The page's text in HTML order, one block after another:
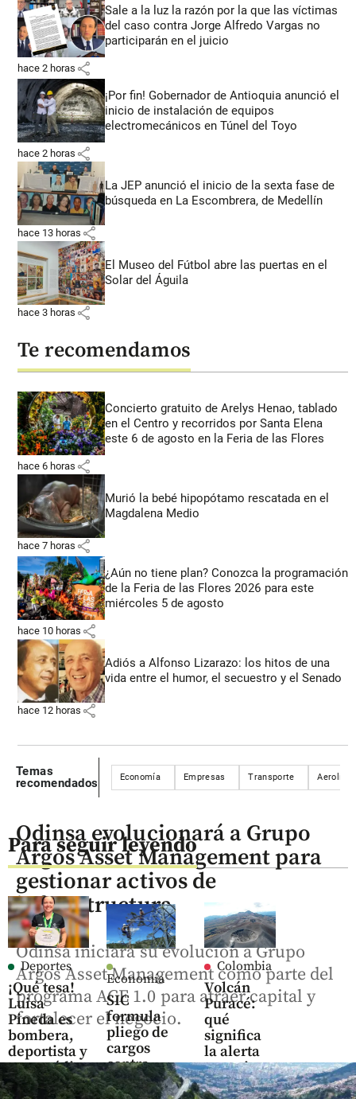
Sale a la luz la razón por la que las víctimas
del caso contra Jorge Alfredo Vargas no
participarán en el juicio
hace 2 horas share
¡Por fin! Gobernador de Antioquia anunció el
inicio de instalación de equipos
electromecánicos en Túnel del Toyo
hace 2 horas share
La JEP anunció el inicio de la sexta fase de
búsqueda en La Escombrera, de Medellín
hace 13 horas share
El Museo del Fútbol abre las puertas en el
Solar del Águila
hace 3 horas share
Te recomendamos
Concierto gratuito de Arelys Henao, tablado
en el Centro y recorridos por Santa Elena
este 6 de agosto en la Feria de las Flores
hace 6 horas share
Murió la bebé hipopótamo rescatada en el
Magdalena Medio
hace 7 horas share
¿Aún no tiene plan? Conozca la programación
de la Feria de las Flores 2026 para este
miércoles 5 de agosto
hace 10 horas share
Adiós a Alfonso Lizarazo: los hitos de una
vida entre el humor, el secuestro y el Senado
hace 12 horas share
Temas
recomendados
Economía Empresas Transporte
Para seguir leyendo
Deportes
¡Qué tesa!
Luisa
Pineda es
bombera,
deportista y
paramédico
Economía
SIC
formula
pliego de
cargos
contra
Enel, AES
Colombia
Volcán
Puracé:
qué
significa
la alerta
naranja y
por qué
Odinsa evolucionará a Grupo
Argos Asset Management para
gestionar activos de
infraestructura
Odinsa iniciará su evolución a Grupo
Argos Asset Management como parte del
programa ACE 1.0 para atraer capital y
fortalecer el negocio.